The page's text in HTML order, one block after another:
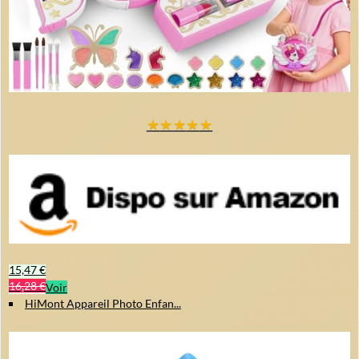
★★★★★
15,47 €
16,28 €Voir
HiMont Appareil Photo Enfan...